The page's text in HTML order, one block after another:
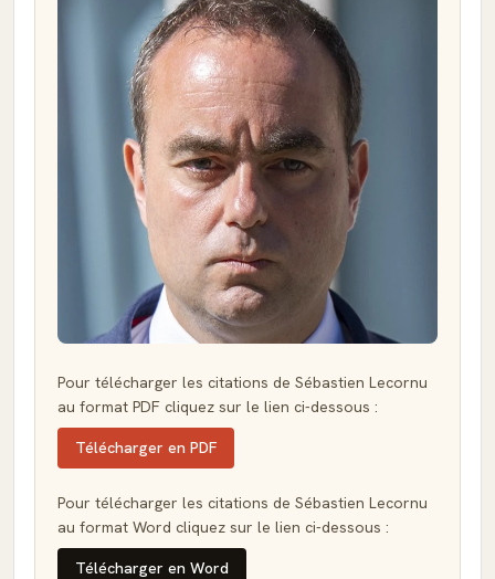
Pour télécharger les citations de Sébastien Lecornu
au format PDF cliquez sur le lien ci-dessous :
Télécharger en PDF
Pour télécharger les citations de Sébastien Lecornu
au format Word cliquez sur le lien ci-dessous :
Télécharger en Word